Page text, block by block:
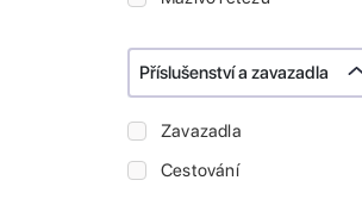
Příslušenství a zavazadla
Zavazadla
Cestování